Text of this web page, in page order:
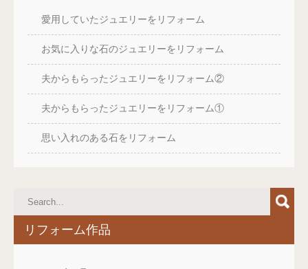
愛用していたジュエリーをリフォーム
お気に入りな石のジュエリーをリフォーム
夫からもらったジュエリーをリフォーム②
夫からもらったジュエリーをリフォーム①
思い入れのある石をリフォーム
リフォーム作品